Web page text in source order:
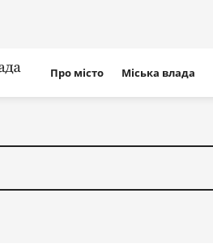
сайту
Про місто Міська влада